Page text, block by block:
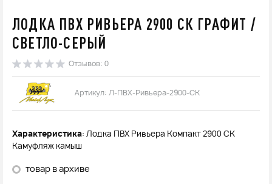
ЛОДКА ПВХ РИВЬЕРА 2900 СК ГРАФИТ /
СВЕТЛО-СЕРЫЙ
Отзывов: 0
Артикул: Л-ПВХ-Ривьера-2900-СК
Характеристика: Лодка ПВХ Ривьера Компакт 2900 СК
Камуфляж камыш
товар в архиве